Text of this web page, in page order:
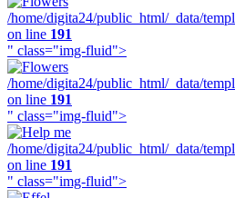
/home/digita24/public_html/_data/
on line 191
" class="img-fluid">
/home/digita24/public_html/_data/
on line 191
" class="img-fluid">
/home/digita24/public_html/_data/
on line 191
" class="img-fluid">